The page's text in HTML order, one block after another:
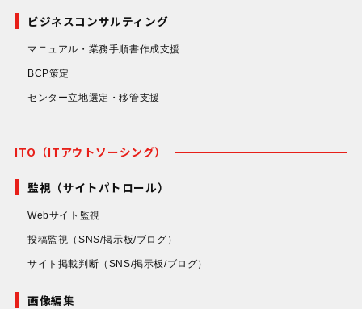
ビジネスコンサルティング
マニュアル・業務手順書作成支援
BCP策定
センター立地選定・移管支援
ITO（ITアウトソーシング）
監視（サイトパトロール）
Webサイト監視
投稿監視 （SNS/掲示板/ブログ）
サイト掲載判断 （SNS/掲示板/ブログ）
画像編集